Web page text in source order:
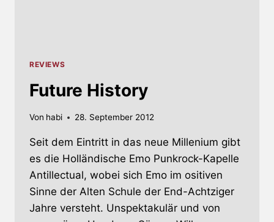
REVIEWS
Future History
Von habi 28. September 2012
Seit dem Eintritt in das neue Millenium gibt
es die Holländische Emo Punkrock-Kapelle
Antillectual, wobei sich Emo im ositiven
Sinne der Alten Schule der End-Achtziger
Jahre versteht. Unspektakulär und von